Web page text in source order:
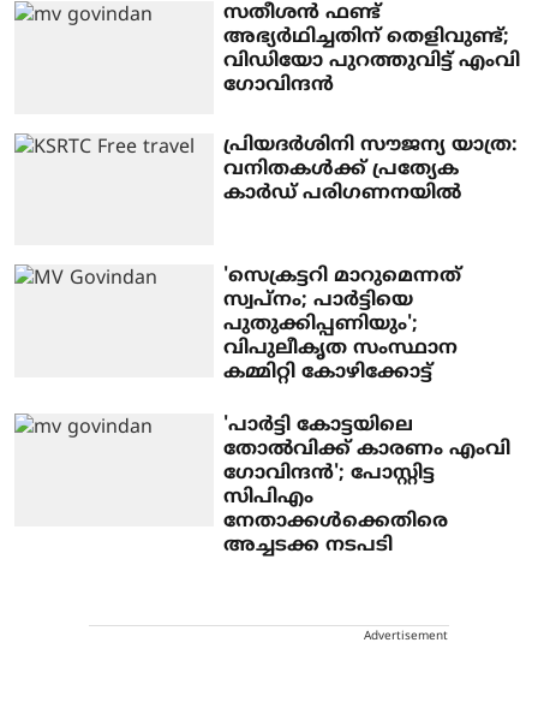
സതീശന്‍ ഫണ്ട്
അഭ്യര്‍ഥിച്ചതിന് തെളിവുണ്ട്;
വിഡിയോ പുറത്തുവിട്ട് എംവി
ഗോവിന്ദന്‍
പ്രിയദര്‍ശിനി സൗജന്യ യാത്ര:
വനിതകള്‍ക്ക് പ്രത്യേക
കാര്‍ഡ് പരിഗണനയില്‍
'സെക്രട്ടറി മാറുമെന്നത്
സ്വപ്‌നം; പാര്‍ട്ടിയെ
പുതുക്കിപ്പണിയും';
വിപുലീകൃത സംസ്ഥാന
കമ്മിറ്റി കോഴിക്കോട്ട്
'പാര്‍ട്ടി കോട്ടയിലെ
തോല്‍വിക്ക് കാരണം എംവി
ഗോവിന്ദന്‍'; പോസ്റ്റിട്ട
സിപിഎം
നേതാക്കള്‍ക്കെതിരെ
അച്ചടക്ക നടപടി
Advertisement